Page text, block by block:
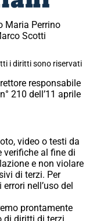
Maria Perrino
Scotti
i diritti sono riservati
responsabile
210 dell’11 aprile
video o testi da
verifiche al fine di
e non violare
di terzi. Per
nell’uso del
prontamente
di diritti di terzi.